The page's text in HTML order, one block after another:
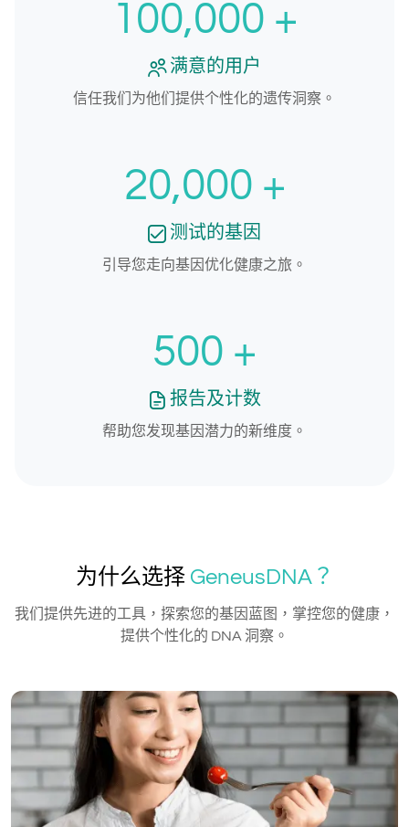
100,000 +
满意的用户
信任我们为他们提供个性化的遗传洞察。
20,000 +
测试的基因
引导您走向基因优化健康之旅。
500 +
报告及计数
帮助您发现基因潜力的新维度。
为什么选择 GeneusDNA？
我们提供先进的工具，探索您的基因蓝图，掌控您的健康，
提供个性化的 DNA 洞察。